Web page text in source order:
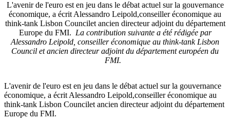
L'avenir de l'euro est en jeu dans le débat actuel sur la gouvernance
économique, a écrit Alessandro Leipold,conseiller économique au
think-tank Lisbon Councilet ancien directeur adjoint du département
Europe du FMI. La contribution suivante a été rédigée par
Alessandro Leipold, conseiller économique au think-tank Lisbon
Council et ancien directeur adjoint du département européen du
FMI.
L'avenir de l'euro est en jeu dans le débat actuel sur la gouvernance
économique, a écrit Alessandro Leipold,conseiller économique au
think-tank Lisbon Councilet ancien directeur adjoint du département
Europe du FMI.